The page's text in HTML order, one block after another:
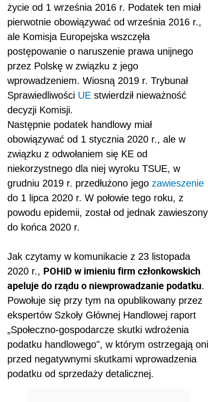
życie od 1 września 2016 r. Podatek ten miał
pierwotnie obowiązywać od września 2016 r.,
ale Komisja Europejska wszczęła
postępowanie o naruszenie prawa unijnego
przez Polskę w związku z jego
wprowadzeniem. Wiosną 2019 r. Trybunał
Sprawiedliwości UE stwierdził nieważność
decyzji Komisji.
Następnie podatek handlowy miał
obowiązywać od 1 stycznia 2020 r., ale w
związku z odwołaniem się KE od
niekorzystnego dla niej wyroku TSUE, w
grudniu 2019 r. przedłużono jego zawieszenie
do 1 lipca 2020 r. W połowie tego roku, z
powodu epidemii, został od jednak zawieszony
do końca 2020 r.
Jak czytamy w komunikacie z 23 listopada
2020 r., POHiD w imieniu firm członkowskich
apeluje do rządu o niewprowadzanie podatku.
Powołuje się przy tym na opublikowany przez
ekspertów Szkoły Głównej Handlowej raport
„Społeczno-gospodarcze skutki wdrożenia
podatku handlowego", w którym ostrzegają oni
przed negatywnymi skutkami wprowadzenia
podatku od sprzedaży detalicznej.